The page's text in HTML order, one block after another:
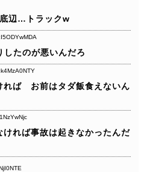
辺…トラックw
したのが悪いんだろ
れば お前はタダ飯食えないん
ければ事故は起きなかったんだ